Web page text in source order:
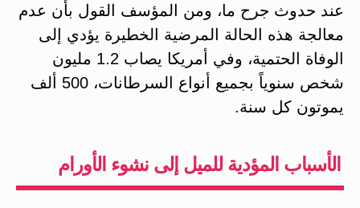
عند حدوث جرح ما، ومن المؤسف القول بأن عدم
معالجة هذه الحالة المرضية الخطيرة يؤدي إلى
الوفاة الحتمية، وفي أمريكا يصاب 1.2 مليون
شخص سنوياً بجميع أنواع السرطانات، 500 ألف
يموتون كل سنة.
الأسباب المؤدية للميل إلى نشوء الأورام